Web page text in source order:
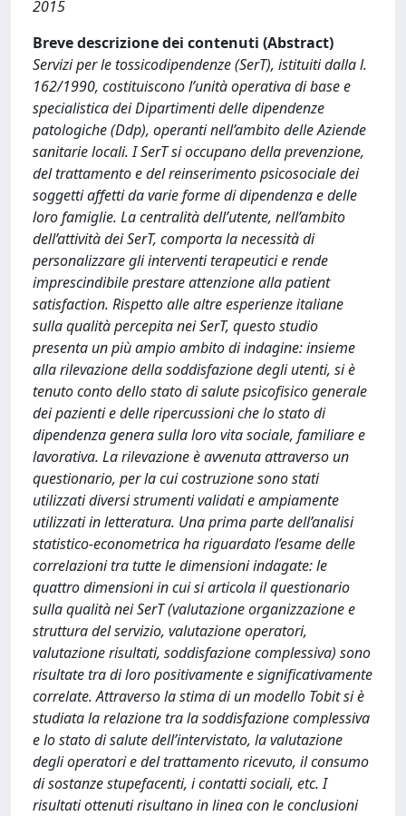
2015
Breve descrizione dei contenuti (Abstract)
Servizi per le tossicodipendenze (SerT), istituiti dalla l.
162/1990, costituiscono l’unità operativa di base e
specialistica dei Dipartimenti delle dipendenze
patologiche (Ddp), operanti nell’ambito delle Aziende
sanitarie locali. I SerT si occupano della prevenzione,
del trattamento e del reinserimento psicosociale dei
soggetti affetti da varie forme di dipendenza e delle
loro famiglie. La centralità dell’utente, nell’ambito
dell’attività dei SerT, comporta la necessità di
personalizzare gli interventi terapeutici e rende
imprescindibile prestare attenzione alla patient
satisfaction. Rispetto alle altre esperienze italiane
sulla qualità percepita nei SerT, questo studio
presenta un più ampio ambito di indagine: insieme
alla rilevazione della soddisfazione degli utenti, si è
tenuto conto dello stato di salute psicofisico generale
dei pazienti e delle ripercussioni che lo stato di
dipendenza genera sulla loro vita sociale, familiare e
lavorativa. La rilevazione è avvenuta attraverso un
questionario, per la cui costruzione sono stati
utilizzati diversi strumenti validati e ampiamente
utilizzati in letteratura. Una prima parte dell’analisi
statistico-econometrica ha riguardato l’esame delle
correlazioni tra tutte le dimensioni indagate: le
quattro dimensioni in cui si articola il questionario
sulla qualità nei SerT (valutazione organizzazione e
struttura del servizio, valutazione operatori,
valutazione risultati, soddisfazione complessiva) sono
risultate tra di loro positivamente e significativamente
correlate. Attraverso la stima di un modello Tobit si è
studiata la relazione tra la soddisfazione complessiva
e lo stato di salute dell’intervistato, la valutazione
degli operatori e del trattamento ricevuto, il consumo
di sostanze stupefacenti, i contatti sociali, etc. I
risultati ottenuti risultano in linea con le conclusioni